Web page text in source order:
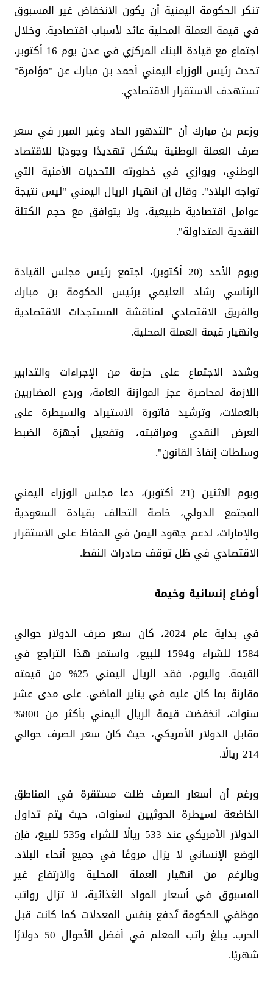
تنكر الحكومة اليمنية أن يكون الانخفاض غير المسبوق
في قيمة العملة المحلية عائد لأسباب اقتصادية. وخلال
اجتماع مع قيادة البنك المركزي في عدن يوم 16 أكتوبر،
تحدث رئيس الوزراء اليمني أحمد بن مبارك عن "مؤامرة"
تستهدف الاستقرار الاقتصادي.
وزعم بن مبارك أن "التدهور الحاد وغير المبرر في سعر
صرف العملة الوطنية يشكل تهديدًا وجوديًا للاقتصاد
الوطني، ويوازي في خطورته التحديات الأمنية التي
تواجه البلاد". وقال إن انهيار الريال اليمني "ليس نتيجة
عوامل اقتصادية طبيعية، ولا يتوافق مع حجم الكتلة
النقدية المتداولة".
ويوم الأحد (20 أكتوبر)، اجتمع رئيس مجلس القيادة
الرئاسي رشاد العليمي برئيس الحكومة بن مبارك
والفريق الاقتصادي لمناقشة المستجدات الاقتصادية
وانهيار قيمة العملة المحلية.
وشدد الاجتماع على حزمة من الإجراءات والتدابير
اللازمة لمحاصرة عجز الموازنة العامة، وردع المضاربين
بالعملات، وترشيد فاتورة الاستيراد والسيطرة على
العرض النقدي ومراقبته، وتفعيل أجهزة الضبط
وسلطات إنفاذ القانون".
ويوم الاثنين (21 أكتوبر)، دعا مجلس الوزراء اليمني
المجتمع الدولي، خاصة التحالف بقيادة السعودية
والإمارات، لدعم جهود اليمن في الحفاظ على الاستقرار
الاقتصادي في ظل توقف صادرات النفط.
أوضاع إنسانية وخيمة
في بداية عام 2024، كان سعر صرف الدولار حوالي
1584 للشراء و1594 للبيع، واستمر هذا التراجع في
القيمة. واليوم، فقد الريال اليمني 25% من قيمته
مقارنة بما كان عليه في يناير الماضي. على مدى عشر
سنوات، انخفضت قيمة الريال اليمني بأكثر من 800%
مقابل الدولار الأمريكي، حيث كان سعر الصرف حوالي
214 ريالًا.
ورغم أن أسعار الصرف ظلت مستقرة في المناطق
الخاضعة لسيطرة الحوثيين لسنوات، حيث يتم تداول
الدولار الأمريكي عند 533 ريالًا للشراء و535 للبيع، فإن
الوضع الإنساني لا يزال مروعًا في جميع أنحاء البلاد.
وبالرغم من انهيار العملة المحلية والارتفاع غير
المسبوق في أسعار المواد الغذائية، لا تزال رواتب
موظفي الحكومة تُدفع بنفس المعدلات كما كانت قبل
الحرب. يبلغ راتب المعلم في أفضل الأحوال 50 دولارًا
شهريًا.